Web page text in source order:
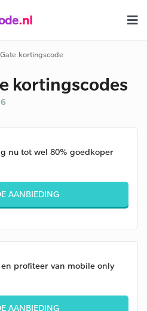
.nl
kortingscode
kortingscodes
nu tot wel 80% goedkoper
AANBIEDING
profiteer van mobile only
AANBIEDING